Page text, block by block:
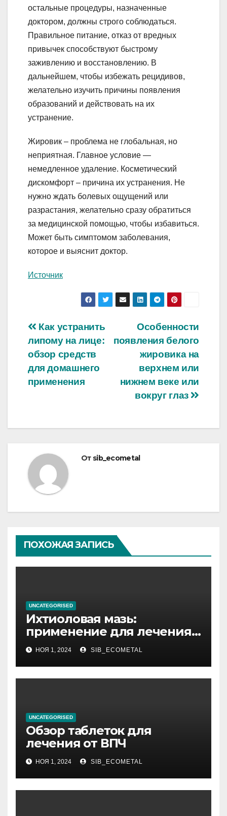
остальные процедуры, назначенные
доктором, должны строго соблюдаться.
Правильное питание, отказ от вредных
привычек способствуют быстрому
заживлению и восстановлению. В
дальнейшем, чтобы избежать рецидивов,
желательно изучить причины появления
образований и действовать на их
устранение.
Жировик – проблема не глобальная, но
неприятная. Главное условие —
немедленное удаление. Косметический
дискомфорт – причина их устранения. Не
нужно ждать болевых ощущений или
разрастания, желательно сразу обратиться
за медицинской помощью, чтобы избавиться.
Может быть симптомом заболевания,
которое и выяснит доктор.
Источник
Навигация
по
записям
Особенности
появления белого
жировика на
верхнем или
нижнем веке или
вокруг глаз
Как устранить
липому на лице:
обзор средств
для домашнего
применения
От sib_ecometal
ПОХОЖАЯ ЗАПИСЬ
UNCATEGORISED
Ихтиоловая мазь:
применение для лечения
фурункулов
НОЯ 1, 2024 SIB_ECOMETAL
UNCATEGORISED
Обзор таблеток для
лечения от ВПЧ
НОЯ 1, 2024 SIB_ECOMETAL